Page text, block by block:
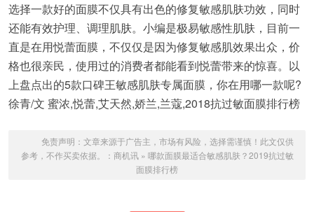
选择一款好的面膜不仅具有出色的修复敏感肌肤功效，同时
还能有效护理、调理肌肤。小编是极易敏感性肌肤，目前一
直是在用悦蕾面膜，不仅仅是因为修复敏感肌效果出众，价
格也很亲民，使用过的消费者都能看到悦蕾带来的惊喜。以
上盘点出的5款口碑王敏感肌肤专属面膜，你在用哪一款呢?
徐青/文 蜜浓,悦蕾,艾天然,娇兰,兰蔻,2018抗过敏面膜排行榜
免责声明：文章来源于广告主，市场有风险，选择需谨慎！此文仅供
参考，不作买卖依据。： 商机讯» 哪款面膜最适合敏感肌肤？2019抗过敏
面膜排行榜